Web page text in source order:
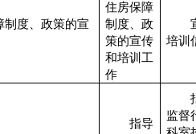
制度、政策的宣
住房保障
制度、政
策的宣传
和培训工
作
培训
指导
监督